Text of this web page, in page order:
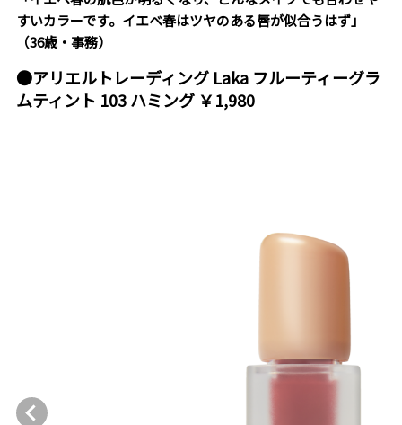
すいカラーです。イエベ春はツヤのある唇が似合うはず」
（36歳・事務）
●アリエルトレーディング Laka フルーティーグラ
ムティント 103 ハミング ￥1,980